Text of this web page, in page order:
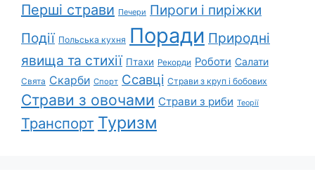
Перші страви Печери Пироги і пиріжки
Події Польська кухня Поради Природні
явища та стихії Птахи Рекорди Роботи Салати
Свята Скарби Спорт Ссавці Страви з круп і бобових
Страви з овочами Страви з риби Теорії
Транспорт Туризм